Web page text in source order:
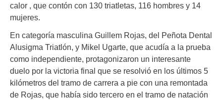
calor , que contón con 130 triatletas, 116 hombres y 14
mujeres.
En categoría masculina Guillem Rojas, del Peñota Dental
Alusigma Triatlón, y Mikel Ugarte, que acudía a la prueba
como independiente, protagonizaron un interesante
duelo por la victoria final que se resolvió en los últimos 5
kilómetros del tramo de carrera a pie con una remontada
de Rojas, que había sido tercero en el tramo de natación